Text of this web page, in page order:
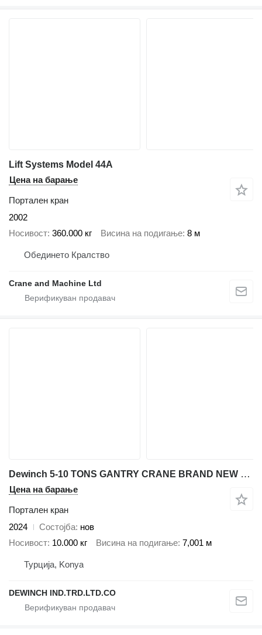
Lift Systems Model 44A
Цена на барање
Портален кран
2002
Носивост 360.000 кг Висина на подигање 8 м
Обединето Кралство
Crane and Machine Ltd
Dewinch 5-10 TONS GANTRY CRANE BRAND NEW DWC-40
Цена на барање
Портален кран
2024
Состојба нов
Носивост 10.000 кг Висина на подигање 7,001 м
Турција, Konya
DEWINCH IND.TRD.LTD.CO